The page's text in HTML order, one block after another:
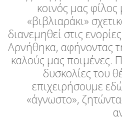
κοινός μας
«βιβλιαράκι»
διανεμηθεί στις
Αρνήθηκα, αφήνοντας
καλούς μας ποιμένες.
δυσκολίες του
επιχειρήσουμε
«άγνωστο»,